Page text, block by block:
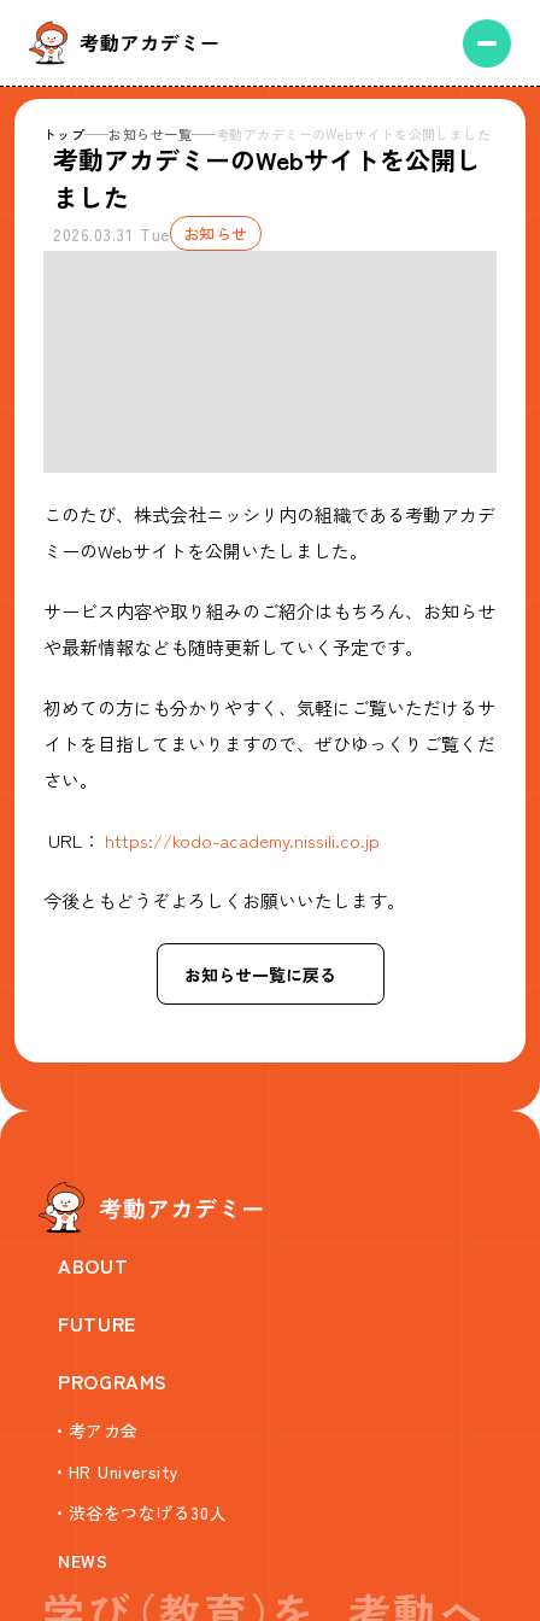
トップ お知らせ一覧 考動アカデミーのWebサイトを公開しました
考動アカデミーのWebサイトを公開し
ました
2026.03.31 Tue お知らせ
このたび、株式会社ニッシリ内の組織である考動アカデ
ミーのWebサイトを公開いたしました。
サービス内容や取り組みのご紹介はもちろん、お知らせ
や最新情報なども随時更新していく予定です。
初めての方にも分かりやすく、気軽にご覧いただけるサ
イトを目指してまいりますので、ぜひゆっくりご覧くだ
さい。
URL： https://kodo-academy.nissili.co.jp
今後ともどうぞよろしくお願いいたします。
お知らせ一覧に戻る
ABOUT
FUTURE
PROGRAMS
・考アカ会
・HR University
・渋谷をつなげる30人
NEWS